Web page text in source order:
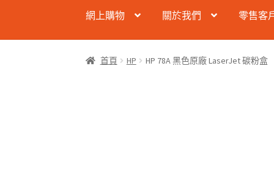
網上購物 關於我們 零售客
首頁 HP HP 78A 黑色原廠 LaserJet 碳粉盒